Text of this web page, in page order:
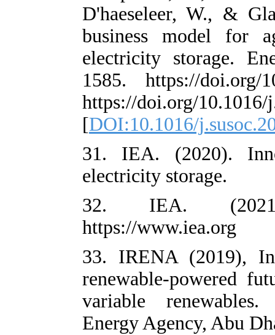
D'haeseleer,
business
electricity
1585. https://
https://doi.org/
[DOI:10.1016/
31. IEA.
electricity
32. IEA.
https://
33. IRENA
renewable-
variable
Energy